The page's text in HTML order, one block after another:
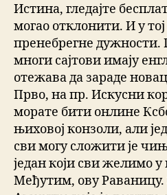
Истина, гледајте
могао отклонити. И у
пренебрегне дужности.
многи сајтови имају
отежава да зараде
Прво, на пр. Искусни
морате бити онлине
њиховој конзоли, али
сви могу сложити је
један који сви желимо
Међутим, ову Раваницу.